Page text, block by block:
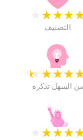
★
★
★
التصنيف
★
★
★
★
من السهل تذكره
★
★
★